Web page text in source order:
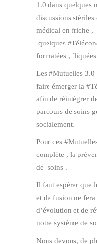
1.0 dans quelques
discussions stériles
médical en friche ,
quelques
formatées ,
Les #Mutuelles
faire émerger la
afin de réintégrer
parcours de soins
socialement.
Pour ces
complète , la
de soins .
Il faut espérer que
et de fusion ne
d’évolution et de
notre système de
Nous devons, de